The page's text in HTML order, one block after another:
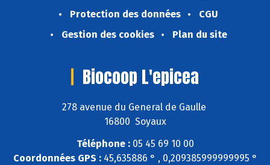
Protection des données
CGU
Gestion des cookies
Plan du site
Biocoop L'epicea
278 avenue du General de Gaulle
16800 Soyaux
Téléphone :05 45 69 10 00
Coordonnées GPS :45,635886 ° , 0,209385999999995 °